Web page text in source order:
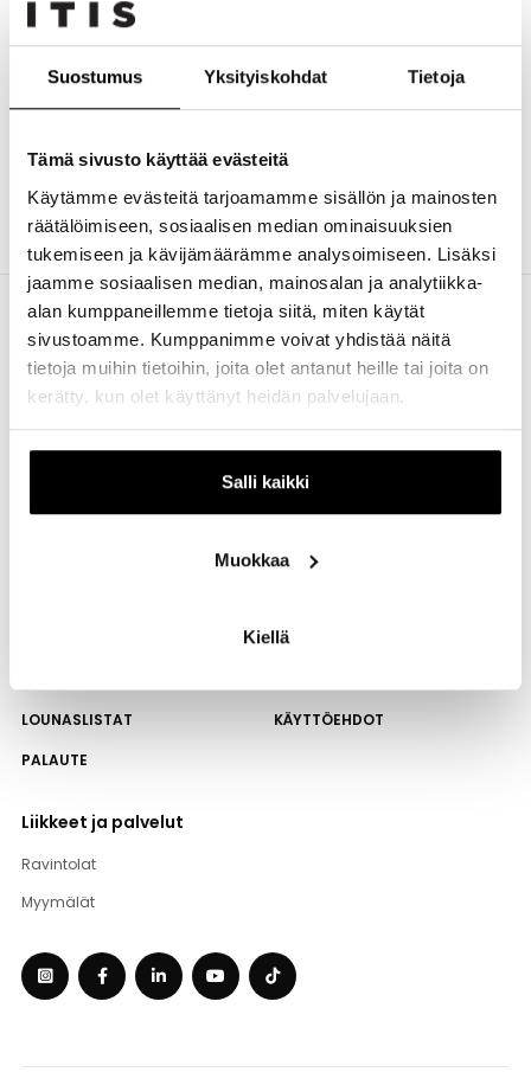
Suostumus Yksityiskohdat Tietoja
Tämä sivusto käyttää evästeitä
Käytämme evästeitä tarjoamamme sisällön ja mainosten
räätälöimiseen, sosiaalisen median ominaisuuksien
tukemiseen ja kävijämäärämme analysoimiseen. Lisäksi
jaamme sosiaalisen median, mainosalan ja analytiikka-
alan kumppaneillemme tietoja siitä, miten käytät
sivustoamme. Kumppanimme voivat yhdistää näitä
tietoja muihin tietoihin, joita olet antanut heille tai joita on
kerätty, kun olet käyttänyt heidän palvelujaan.
Salli kaikki
Muokkaa
Kiellä
Tämä lomake on suojattu Googlen reCAPTCHA:lla. Lue
tietosuojaselostejakäyttöehdot.
Lähetä
LOUNASLISTAT
KÄYTTÖEHDOT
PALAUTE
Liikkeet ja palvelut
Ravintolat
Myymälät
Aukioloajat
Ma – Pe:
La:
Itäkatu 1-7
00930 Helsinki
Itiksen info
040 554 9101
info@itis.fi
Kauppakeskuksen
reception.fi@cc-